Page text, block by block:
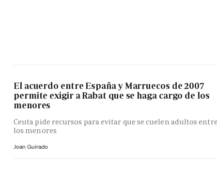
El acuerdo entre España y Marruecos de 2007
permite exigir a Rabat que se haga cargo de los
menores
Ceuta pide recursos para evitar que se cuelen adultos
los menores
Joan Guirado